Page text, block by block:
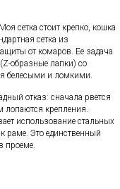
сетка стоит крепко, кошка
сетка из
от комаров. Ее задача
образные лапки) со
белесыми и ломкими.
отказ: сначала рвется
лопаются крепления.
использование стальных
раме. Это единственный
проеме.